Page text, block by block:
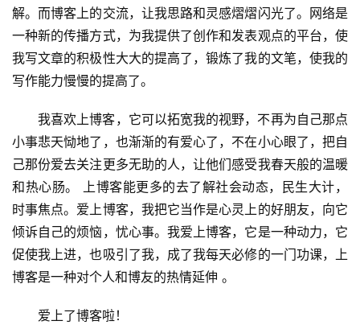
解。而博客上的交流，让我思路和灵感熠熠闪光了。网络是
一种新的传播方式，为我提供了创作和发表观点的平台，使
我写文章的积极性大大的提高了，锻炼了我的文笔，使我的
写作能力慢慢的提高了。
我喜欢上博客，它可以拓宽我的视野，不再为自己那点
小事悲天恸地了，也渐渐的有爱心了，不在小心眼了，把自
己那份爱去关注更多无助的人，让他们感受我春天般的温暖
和热心肠。 上博客能更多的去了解社会动态，民生大计，
时事焦点。爱上博客，我把它当作是心灵上的好朋友，向它
倾诉自己的烦恼，忧心事。我爱上博客，它是一种动力，它
促使我上进，也吸引了我，成了我每天必修的一门功课，上
博客是一种对个人和博友的热情延伸 。
爱上了博客啦！